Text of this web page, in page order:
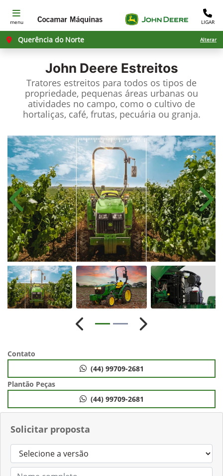
menu LIGAR
Querência do Norte Alterar
John Deere Estreitos
Tratores estreitos para todos os tipos de
propriedade, pequenas áreas urbanas ou
atividades no campo, como o cultivo de
hortaliças, café, frutas, pecuária ou granja.
Solicitar proposta
Anterior
Anterior Próximo
Contato
(44) 99709-2681
Plantão Peças
(44) 99709-2681